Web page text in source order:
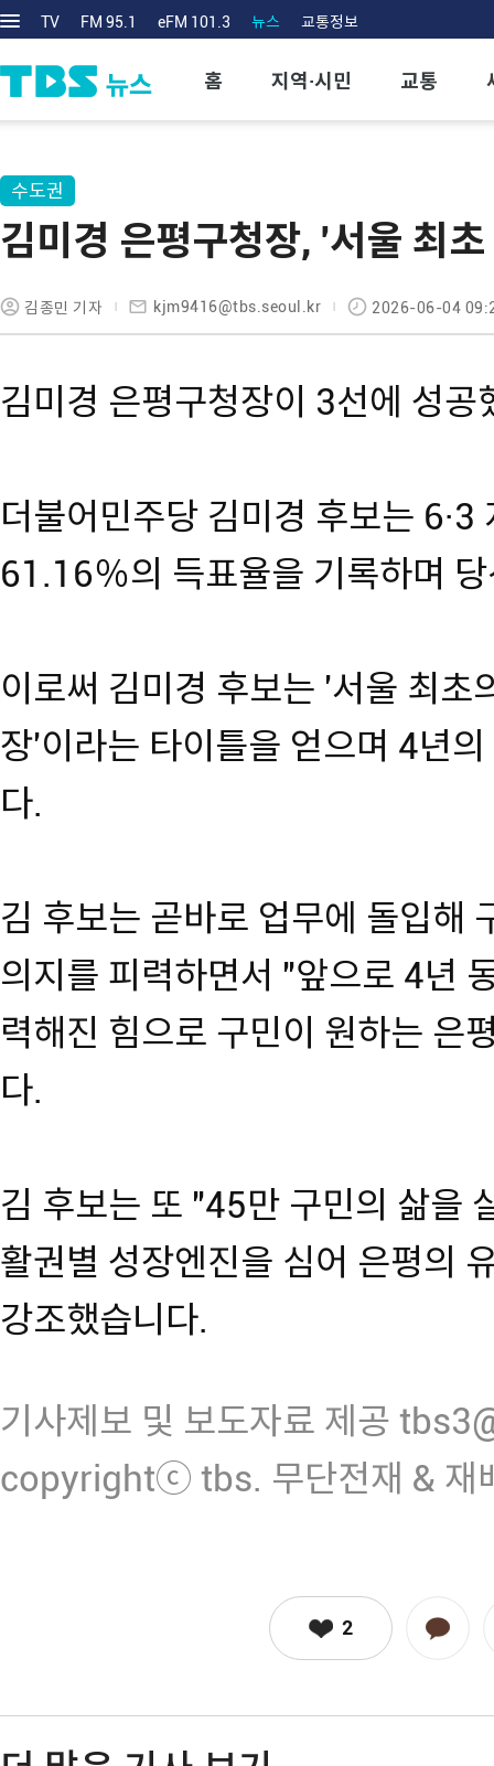
TV FM 95.1 eFM 101.3 뉴스 교통정보
홈 지역·시민 교통
수도권
김미경 은평구청장, '서울 최
김종민 기자 kjm9416@tbs.seoul.kr 2026-06-04
김미경 은평구청장이 3선에 성공
더불어민주당 김미경 후보는 6·3
61.16％의 득표율을 기록하며
이로써 김미경 후보는 '서울 최초
장'이라는 타이틀을 얻으며 4년
다.
김 후보는 곧바로 업무에 돌입해
의지를 피력하면서 "앞으로 4년
력해진 힘으로 구민이 원하는 은
다.
김 후보는 또 "45만 구민의 삶을
활권별 성장엔진을 심어 은평의
강조했습니다.
기사제보 및 보도자료 제공
copyrightⓒ tbs. 무단전재 & 재
2